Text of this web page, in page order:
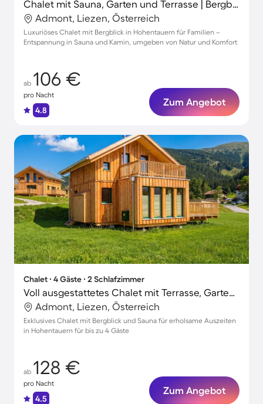
Chalet mit Sauna, Garten und Terrasse | Bergblick
Admont, Liezen, Österreich
Luxuriöses Chalet mit Bergblick in Hohentauern für Familien –
Entspannung in Sauna und Kamin, umgeben von Natur und Komfort
ab 106 €
pro Nacht
4.8
Zum Angebot
Chalet ∙ 4 Gäste ∙ 2 Schlafzimmer
Voll ausgestattetes Chalet mit Terrasse, Garten und Sauna | Bergblick | Skifahren in der Nähe
Admont, Liezen, Österreich
Exklusives Chalet mit Bergblick und Sauna für erholsame Auszeiten
in Hohentauern für bis zu 4 Gäste
ab 128 €
pro Nacht
4.5
Zum Angebot